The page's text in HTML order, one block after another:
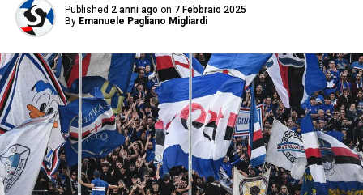
Published 2 anni ago on 7 Febbraio 2025
By Emanuele Pagliano Migliardi